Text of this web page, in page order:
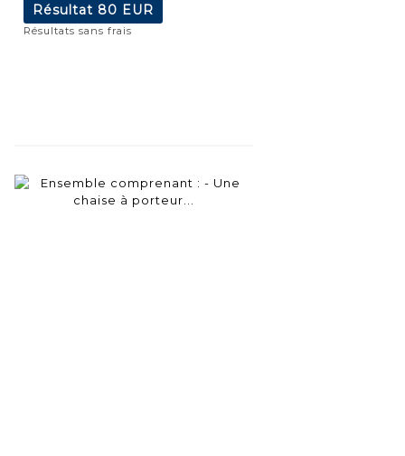
Résultat 80 EUR
Résultats sans frais